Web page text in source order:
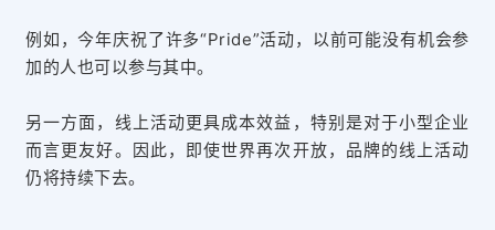
例如，今年庆祝了许多“Pride”活动，以前可能没有机会参
加的人也可以参与其中。
另一方面，线上活动更具成本效益，特别是对于小型企业
而言更友好。因此， 即使世界再次开放， 品牌的线上活动
仍将持续下去。